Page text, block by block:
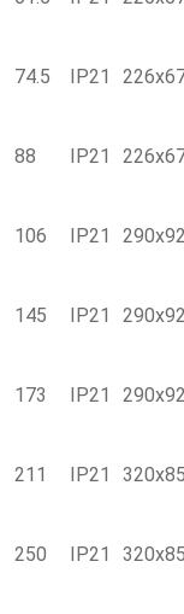
74.5 IP21
88 IP21
106 IP21
145 IP21
173 IP21
211 IP21
250 IP21